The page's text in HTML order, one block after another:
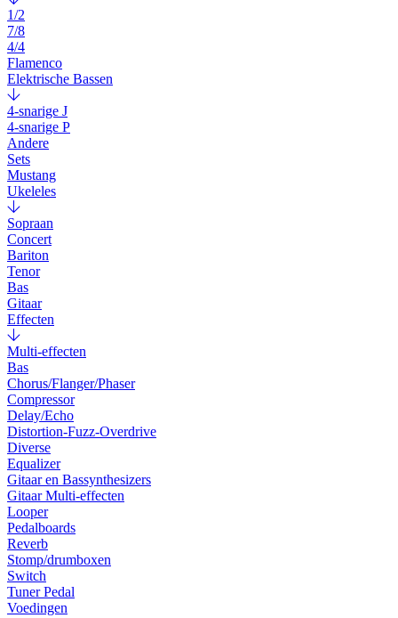
1/2
7/8
4/4
Flamenco
Elektrische Bassen
4-snarige J
4-snarige P
Andere
Sets
Mustang
Ukeleles
Sopraan
Concert
Bariton
Tenor
Bas
Gitaar
Effecten
Multi-effecten
Bas
Chorus/Flanger/Phaser
Compressor
Delay/Echo
Distortion-Fuzz-Overdrive
Diverse
Equalizer
Gitaar en Bassynthesizers
Gitaar Multi-effecten
Looper
Pedalboards
Reverb
Stomp/drumboxen
Switch
Tuner Pedal
Voedingen